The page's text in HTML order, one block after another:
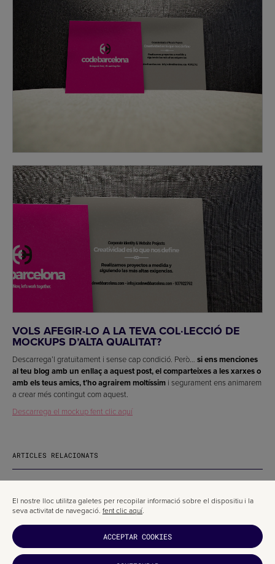
VOLS AFEGIR-LO A LA TEVA COL·LECCIÓ DE
MOCKUPS D’ALTA QUALITAT?
Descarrega’l gratuïtament i sense cap condició. Però… si ens menciones
al teu blog amb un enllaç a aquest post, el comparteixes a les xarxes o
amb els teus amics, t’ho agrairem moltíssim i segurament ens animarem
a crear més contingut com aquest.
Descarrega el mockup fent clic aquí
ARTICLES RELACIONATS
El nostre lloc utilitza galetes per recopilar informació sobre el dispositiu i la
seva activitat de navegació. fent clic aquí.
ACCEPTAR COOKIES